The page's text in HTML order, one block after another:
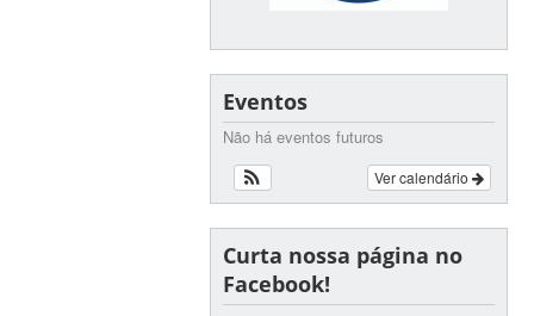
Eventos
Não há eventos futuros
Ver calendário
Curta nossa página no
Facebook!